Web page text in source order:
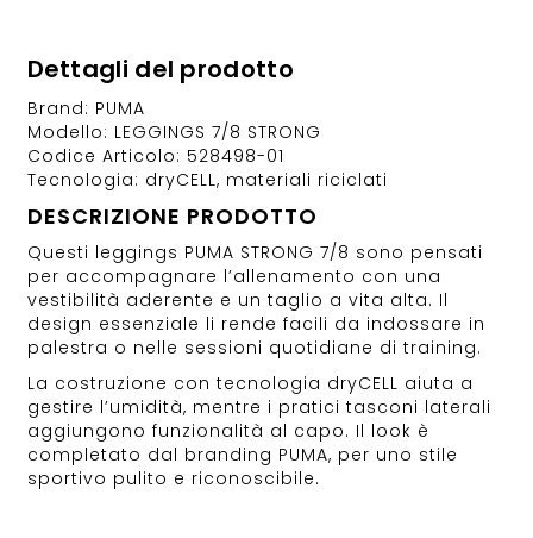
Dettagli del prodotto
Brand: PUMA
Modello: LEGGINGS 7/8 STRONG
Codice Articolo: 528498-01
Tecnologia: dryCELL, materiali riciclati
DESCRIZIONE PRODOTTO
Questi leggings PUMA STRONG 7/8 sono pensati
per accompagnare l’allenamento con una
vestibilità aderente e un taglio a vita alta. Il
design essenziale li rende facili da indossare in
palestra o nelle sessioni quotidiane di training.
La costruzione con tecnologia dryCELL aiuta a
gestire l’umidità, mentre i pratici tasconi laterali
aggiungono funzionalità al capo. Il look è
completato dal branding PUMA, per uno stile
sportivo pulito e riconoscibile.